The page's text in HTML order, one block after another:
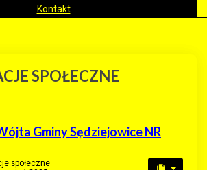
Kontakt
SPOŁECZNE
Gminy Sędziejowice NR
społeczne